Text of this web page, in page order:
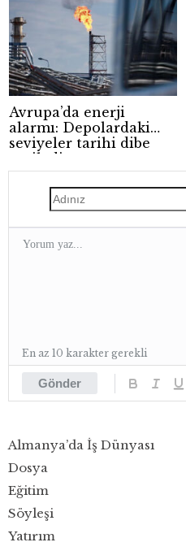
Avrupa’da enerji
alarmı: Depolardaki
seviyeler tarihi dibe
geriledi
Gönder
En az 10 karakter gerekli
Almanya’da İş Dünyası
Dosya
Eğitim
Söyleşi
Yatırım